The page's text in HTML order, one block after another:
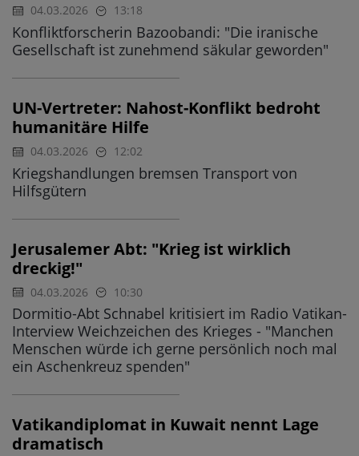
04.03.2026 13:18
Konfliktforscherin Bazoobandi: "Die iranische
Gesellschaft ist zunehmend säkular geworden"
UN-Vertreter: Nahost-Konflikt bedroht
humanitäre Hilfe
04.03.2026 12:02
Kriegshandlungen bremsen Transport von
Hilfsgütern
Jerusalemer Abt: "Krieg ist wirklich
dreckig!"
04.03.2026 10:30
Dormitio-Abt Schnabel kritisiert im Radio Vatikan-
Interview Weichzeichen des Krieges - "Manchen
Menschen würde ich gerne persönlich noch mal
ein Aschenkreuz spenden"
Vatikandiplomat in Kuwait nennt Lage
dramatisch